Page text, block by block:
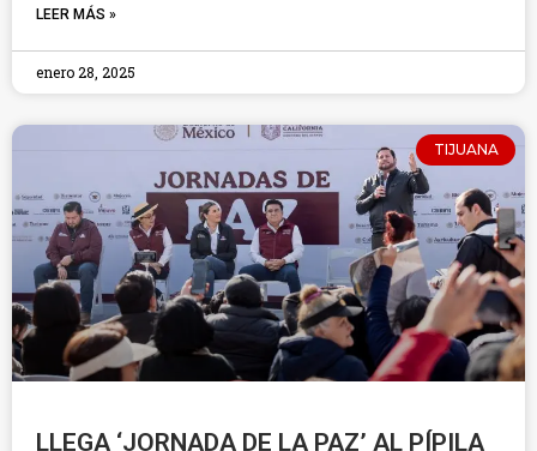
LEER MÁS »
enero 28, 2025
TIJUANA
LLEGA ‘JORNADA DE LA PAZ’ AL PÍPILA